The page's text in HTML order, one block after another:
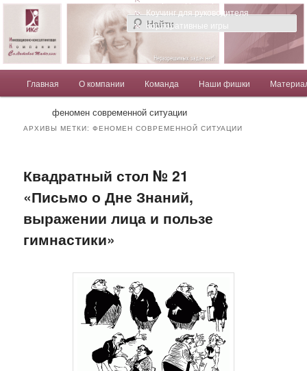
Солдатова Татьяна
Компания Солдатовой Татьяны
Главное менюПерейти к основному содержимому
Перейти к дополнительному содержимому
Главная О компании Команда Наши фишки
Коучинг для руководителя
Корпоративные игры
феномен современной ситуации
АРХИВЫ МЕТКИ:ФЕНОМЕН СОВРЕМЕННОЙ СИТУАЦИИ
Квадратный стол № 21
«Письмо о Дне Знаний,
выражении лица и пользе
гимнастики»